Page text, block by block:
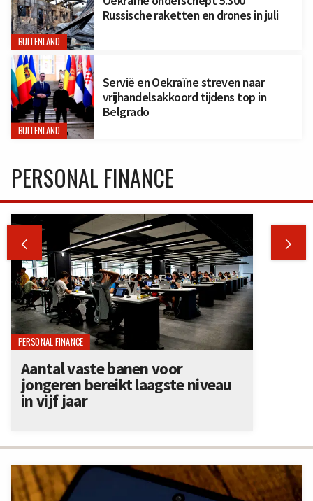
BUITENLAND
Russische raketten en drones in juli
BUITENLAND
Servië en Oekraïne streven naar
vrijhandelsakkoord tijdens top in
Belgrado
PERSONAL FINANCE
 
PERSONAL FINANCE
Aantal vaste banen voor
jongeren bereikt laagste niveau
in vijf jaar